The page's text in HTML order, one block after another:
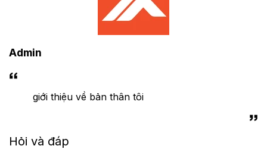
Admin
giới thiệu về bản thân tôi
Hỏi và đáp